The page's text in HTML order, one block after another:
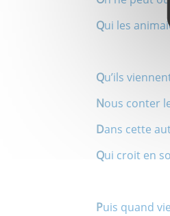
Qui les
Qu’ils
Nous conter
Dans cette
Qui croit en
Puis quand